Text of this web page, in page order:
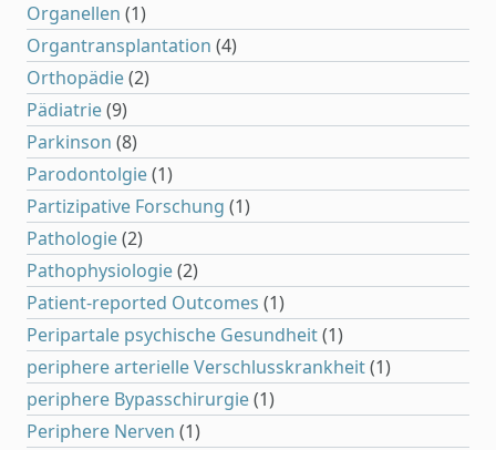
Organellen (1)
Organtransplantation (4)
Orthopädie(2)
Pädiatrie(9)
Parkinson (8)
Parodontolgie(1)
Partizipative Forschung (1)
Pathologie(2)
Pathophysiologie(2)
Patient-reported Outcomes (1)
Peripartale psychische Gesundheit(1)
periphere arterielle Verschlusskrankheit(1)
periphere Bypasschirurgie(1)
Periphere Nerven (1)